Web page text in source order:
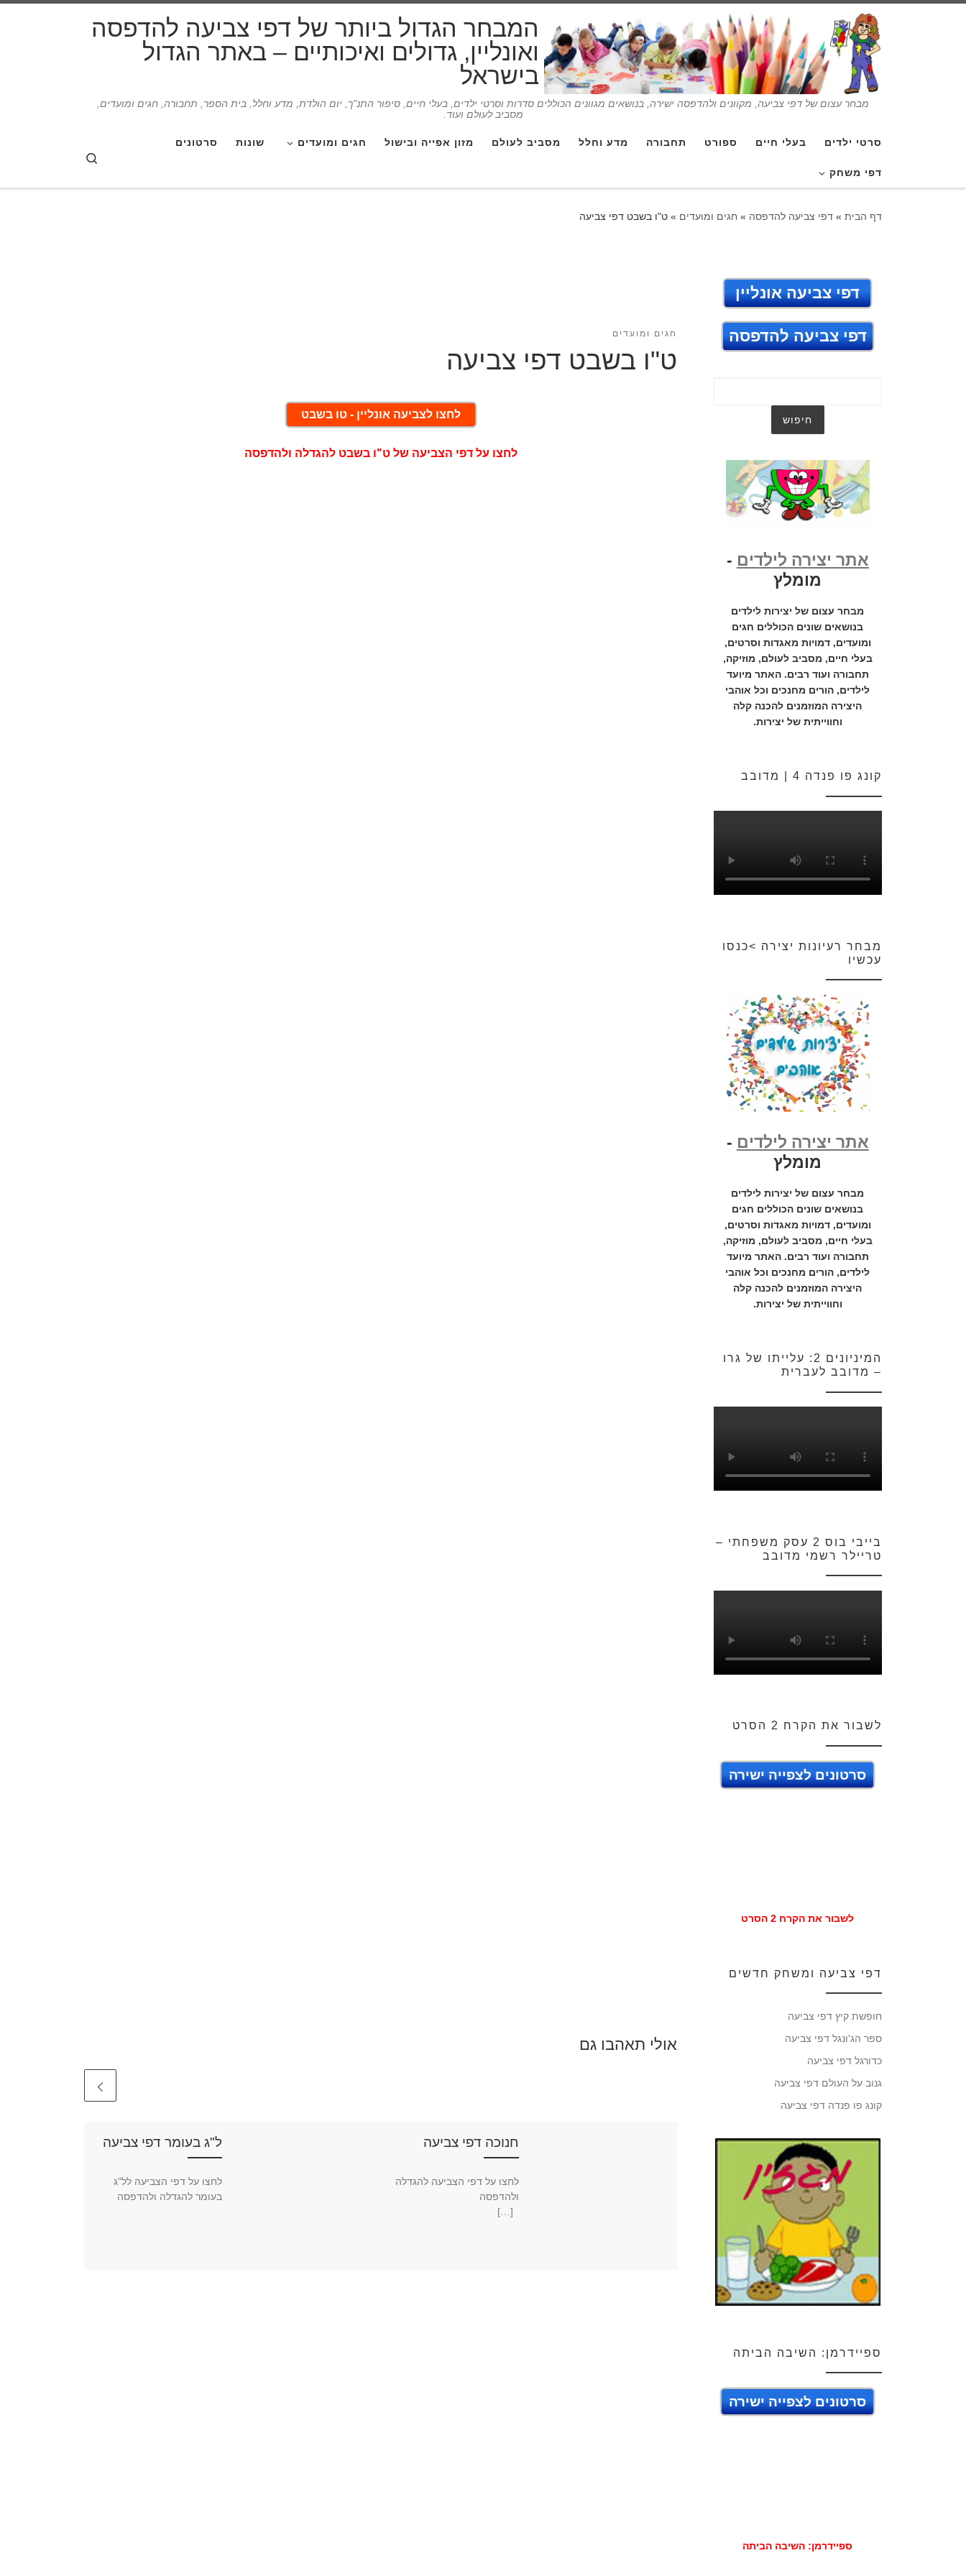
המבחר הגדול ביותר של דפי צביעה להדפסה
ואונליין, גדולים ואיכותיים – באתר הגדול
בישראל
מבחר עצום של דפי צביעה, מקוונים ולהדפסה ישירה, בנושאים מגוונים הכוללים סדרות וסרטי ילדים, בעלי חיים, סיפור התנ"ך, יום הולדת, מדע וחלל, בית הספר, תחבורה, חגים ומועדים,
מסביב לעולם ועוד.
סרטי ילדים בעלי חיים ספורט תחבורה מדע וחלל מסביב לעולם מזון אפייה ובישול חגים ומועדים שונות סרטונים
דפי משחק
דף הבית » דפי צביעה להדפסה » חגים ומועדים » ט"ו בשבט דפי צביעה
חגים ומועדים
ט"ו בשבט דפי צביעה
לחצו לצביעה אונליין - טו בשבט
לחצו על דפי הצביעה של ט"ו בשבט להגדלה ולהדפסה
אולי תאהבו גם
חנוכה דפי צביעה
לחצו על דפי הצביעה להגדלה
ולהדפסה
[…]
ל"ג בעומר דפי צביעה
לחצו על דפי הצביעה לל"ג
בעומר להגדלה ולהדפסה
דפי צביעה אונליין
דפי צביעה להדפסה
אתר יצירה לילדים -
מומלץ
מבחר עצום של יצירות לילדים
בנושאים שונים הכוללים חגים
ומועדים, דמויות מאגדות וסרטים,
בעלי חיים, מסביב לעולם, מוזיקה,
תחבורה ועוד רבים. האתר מיועד
לילדים, הורים מחנכים וכל אוהבי
היצירה המוזמנים להכנה קלה
וחווייתית של יצירות.
קונג פו פנדה 4 | מדובב
מבחר רעיונות יצירה >כנסו
עכשיו
אתר יצירה לילדים -
מומלץ
מבחר עצום של יצירות לילדים
בנושאים שונים הכוללים חגים
ומועדים, דמויות מאגדות וסרטים,
בעלי חיים, מסביב לעולם, מוזיקה,
תחבורה ועוד רבים. האתר מיועד
לילדים, הורים מחנכים וכל אוהבי
היצירה המוזמנים להכנה קלה
וחווייתית של יצירות.
המיניונים 2: עלייתו של גרו
– מדובב לעברית
בייבי בוס 2 עסק משפחתי –
טריילר רשמי מדובב
לשבור את הקרח 2 הסרט
סרטונים לצפייה ישירה
לשבור את הקרח 2 הסרט
דפי צביעה ומשחק חדשים
חופשת קיץ דפי צביעה
ספר הג'ונגל דפי צביעה
כדורגל דפי צביעה
גנוב על העולם דפי צביעה
קונג פו פנדה דפי צביעה
ספיידרמן: השיבה הביתה
סרטונים לצפייה ישירה
ספיידרמן: השיבה הביתה